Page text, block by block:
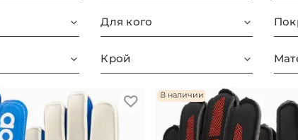
Для кого
Крой
В наличии